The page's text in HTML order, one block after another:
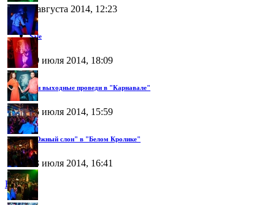
1 августа 2014, 12:23
Sale
30 июля 2014, 18:09
Эти выходные проведи в "Карнавале"
25 июля 2014, 15:59
"Южный слон" в "Белом Кролике"
23 июля 2014, 16:41
Все →